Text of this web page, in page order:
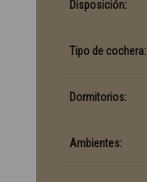
Disposición:
Tipo de cochera:
Dormitorios:
Ambientes: